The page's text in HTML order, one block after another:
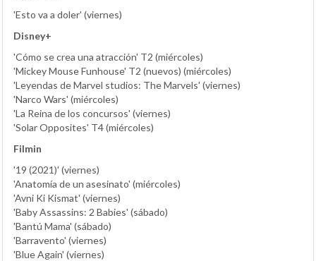
'Esto va a doler' (viernes)
Disney+
'Cómo se crea una atracción' T2 (miércoles)
'Mickey Mouse Funhouse' T2 (nuevos) (miércoles)
'Leyendas de Marvel studios: The Marvels' (viernes)
'Narco Wars' (miércoles)
'La Reina de los concursos' (viernes)
'Solar Opposites' T4 (miércoles)
Filmin
'19 (2021)' (viernes)
'Anatomía de un asesinato' (miércoles)
'Avni Ki Kismat' (viernes)
'Baby Assassins: 2 Babies' (sábado)
'Bantú Mama' (sábado)
'Barravento' (viernes)
'Blue Again' (viernes)